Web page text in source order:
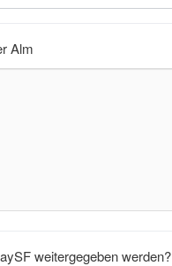
Alm
weitergegeben werden?